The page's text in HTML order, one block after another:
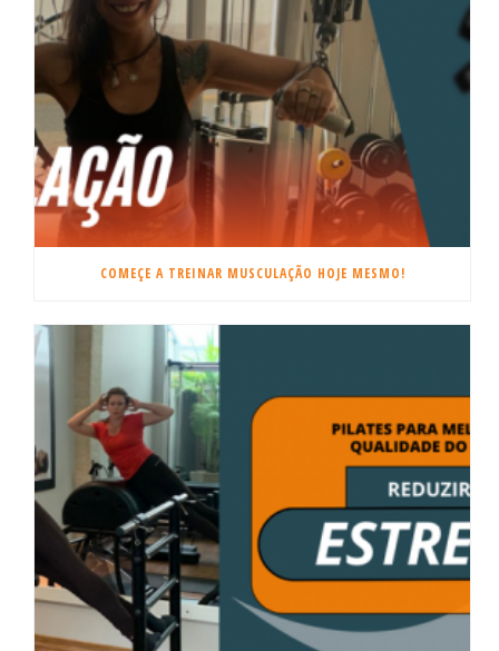
COMEÇE A TREINAR MUSCULAÇÃO HOJE MESMO!